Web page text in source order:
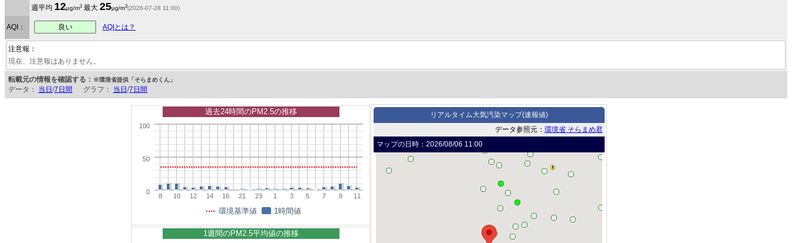
週平均 12μg/m3 最大 25μg/m3(2026-07-28 11:00)
AQI： 良い AQIとは？
注意報：
現在、注意報はありません。
転載元の情報を確認する： ※環境省提供「そらまめくん」
データ： 当日 /7日間 グラフ： 当日 /7日間
8 10 12 14 16 21 23 1 3 5 7 9 11
0
50
100
過去24時間のPM2.5の推移
環境基準値 1時間値
1週間のPM2.5平均値の推移
リアルタイム大気汚染マップ(速報値)
データ参照元： 環境省 そらまめ君
マップの日時： 2026/08/06 11:00